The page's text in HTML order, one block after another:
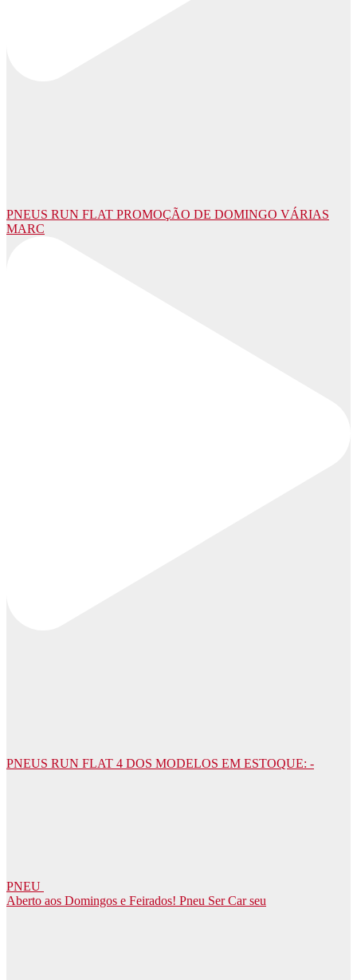
PNEUS RUN FLAT PROMOÇÃO DE DOMINGO VÁRIAS
MARC
PNEUS RUN FLAT 4 DOS MODELOS EM ESTOQUE: -
PNEU
Aberto aos Domingos e Feirados! Pneu Ser Car seu